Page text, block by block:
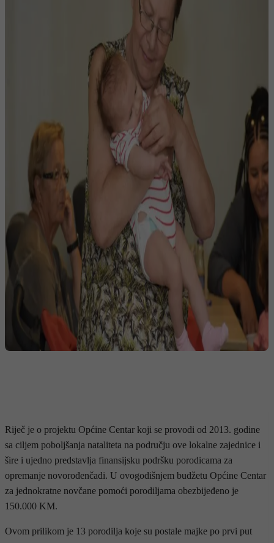
Riječ je o projektu Općine Centar koji se provodi od 2013. godine
sa ciljem poboljšanja nataliteta na području ove lokalne zajednice i
šire i ujedno predstavlja finansijsku podršku porodicama za
opremanje novorođenčadi. U ovogodišnjem budžetu Općine Centar
za jednokratne novčane pomoći porodiljama obezbijeđeno je
150.000 KM.
Ovom prilikom je 13 porodilja koje su postale majke po prvi put